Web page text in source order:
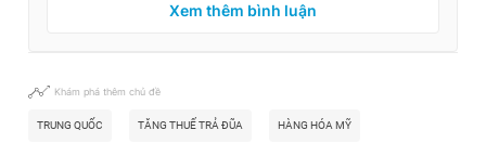
Xem thêm bình luận
Khám phá thêm chủ đề
TRUNG QUỐC TĂNG THUẾ TRẢ ĐŨA HÀNG HÓA MỸ